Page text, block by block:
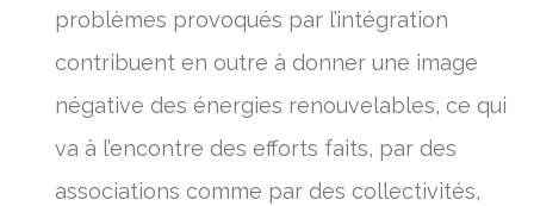
problèmes provoqués par l’intégration
contribuent en outre à donner une image
négative des énergies renouvelables, ce qui
va à l’encontre des efforts faits, par des
associations comme par des collectivités,